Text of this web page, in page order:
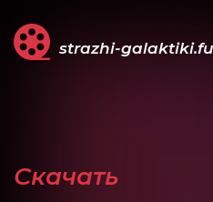
strazhi-
Скачать